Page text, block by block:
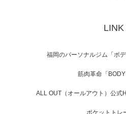
「ねとらぼ」さ
LINK
福岡のパーソナルジム「ボ
筋肉革命「BODY
ALL OUT（オールアウト）公式
ポケットトレ